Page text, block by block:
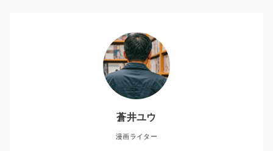
蒼井ユウ
漫画ライター